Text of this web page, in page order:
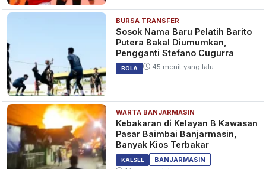
BURSA TRANSFER
Sosok Nama Baru Pelatih Barito
Putera Bakal Diumumkan,
Pengganti Stefano Cugurra
BOLA 45 menit yang lalu
WARTA BANJARMASIN
Kebakaran di Kelayan B Kawasan
Pasar Baimbai Banjarmasin,
Banyak Kios Terbakar
KALSEL
BANJARMASIN